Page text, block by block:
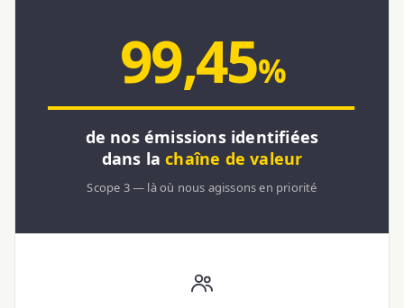
99,45%
de nos émissions identifiées
dans lachaîne de valeur
Scope 3 — là où nous agissons en priorité